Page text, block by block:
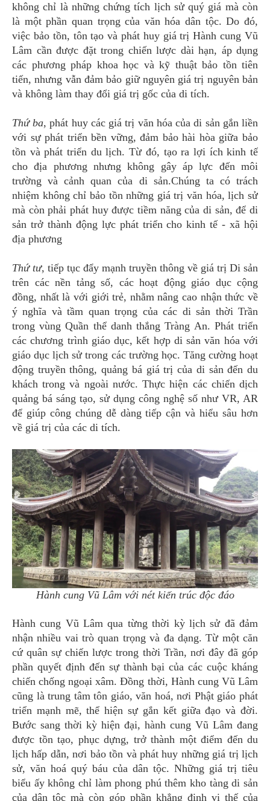
không chỉ là những chứng tích lịch sử quý giá mà còn
là một phần quan trọng của văn hóa dân tộc. Do đó,
việc bảo tồn, tôn tạo và phát huy giá trị Hành cung Vũ
Lâm cần được đặt trong chiến lược dài hạn, áp dụng
các phương pháp khoa học và kỹ thuật bảo tồn tiên
tiến, nhưng vẫn đảm bảo giữ nguyên giá trị nguyên bản
và không làm thay đổi giá trị gốc của di tích.
Thứ ba, phát huy các giá trị văn hóa của di sản gắn liền
với sự phát triển bền vững, đảm bảo hài hòa giữa bảo
tồn và phát triển du lịch. Từ đó, tạo ra lợi ích kinh tế
cho địa phương nhưng không gây áp lực đến môi
trường và cảnh quan của di sản.Chúng ta có trách
nhiệm không chỉ bảo tồn những giá trị văn hóa, lịch sử
mà còn phải phát huy được tiềm năng của di sản, để di
sản trở thành động lực phát triển cho kinh tế - xã hội
địa phương
Thứ tư, tiếp tục đẩy mạnh truyền thông về giá trị Di sản
trên các nền tảng số, các hoạt động giáo dục cộng
đồng, nhất là với giới trẻ, nhằm nâng cao nhận thức về
ý nghĩa và tầm quan trọng của các di sản thời Trần
trong vùng Quần thể danh thắng Tràng An. Phát triển
các chương trình giáo dục, kết hợp di sản văn hóa với
giáo dục lịch sử trong các trường học. Tăng cường hoạt
động truyền thông, quảng bá giá trị của di sản đến du
khách trong và ngoài nước. Thực hiện các chiến dịch
quảng bá sáng tạo, sử dụng công nghệ số như VR, AR
để giúp công chúng dễ dàng tiếp cận và hiểu sâu hơn
về giá trị của các di tích.
Hành cung Vũ Lâm với nét kiến trúc độc đáo
Hành cung Vũ Lâm qua từng thời kỳ lịch sử đã đảm
nhận nhiều vai trò quan trọng và đa dạng. Từ một căn
cứ quân sự chiến lược trong thời Trần, nơi đây đã góp
phần quyết định đến sự thành bại của các cuộc kháng
chiến chống ngoại xâm. Đồng thời, Hành cung Vũ Lâm
cũng là trung tâm tôn giáo, văn hoá, nơi Phật giáo phát
triển mạnh mẽ, thể hiện sự gắn kết giữa đạo và đời.
Bước sang thời kỳ hiện đại, hành cung Vũ Lâm đang
được tồn tạo, phục dựng, trở thành một điểm đến du
lịch hấp dẫn, nơi bảo tồn và phát huy những giá trị lịch
sử, văn hoá quý báu của dân tộc. Những giá trị tiêu
biểu ấy không chỉ làm phong phú thêm kho tàng di sản
của dân tộc mà còn góp phần khẳng định vị thế của